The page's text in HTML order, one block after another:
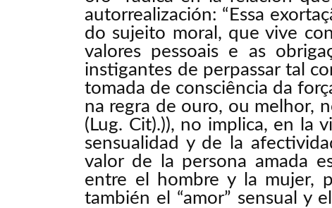
autorrealización: “Essa
do sujeito moral, que vive
valores pessoais e as
instigantes de perpassar tal
tomada de consciência da
na regra de ouro, ou melhor,
(Lug. Cit).)), no implica, en la
sensualidad y de la
valor de la persona amada
entre el hombre y la mujer,
también el “amor” sensual y